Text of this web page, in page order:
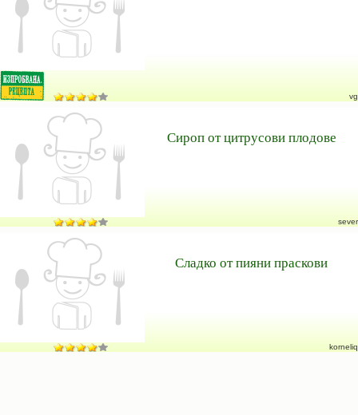
vg
Сироп от цитрусови плодове
sever
Сладко от пияни праскови
korneliq